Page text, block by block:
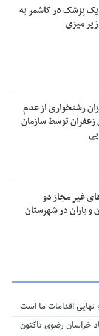
پزشک در کاشمر به
میزی
رشتخواری از عدم
توسط سازمان
غیر مجاز دو
و باران در شهرستان
اقدامات ما است